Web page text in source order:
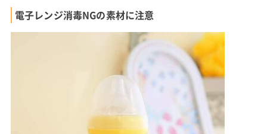
電子レンジ消毒NGの素材に注意